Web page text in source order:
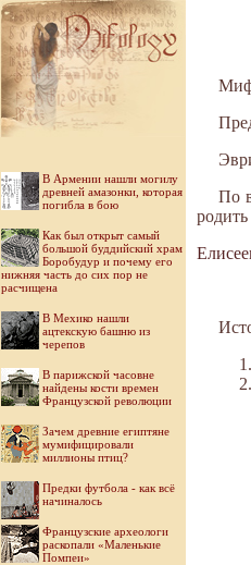
В Армении нашли могилу
древней амазонки, которая
погибла в бою
Как был открыт самый
большой буддийский храм
Боробудур и почему его
нижняя часть до сих пор не
расчищена
В Мехико нашли
ацтекскую башню из
черепов
В парижской часовне
найдены кости времен
Французской революции
Зачем древние египтяне
мумифицировали
миллионы птиц?
Предки футбола - как всё
начиналось
Французские археологи
раскопали «Маленькие
Помпеи»
По